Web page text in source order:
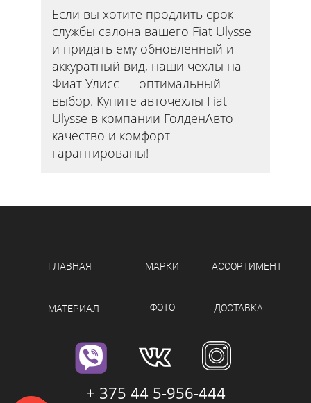
Если вы хотите продлить срок
службы салона вашего Fiat Ulysse
и придать ему обновленный и
аккуратный вид, наши чехлы на
Фиат Улисс — оптимальный
выбор. Купите авточехлы Fiat
Ulysse в компании ГолденАвто —
качество и комфорт
гарантированы!
ГЛАВНАЯ
МАТЕРИАЛ
МАРКИ
ФОТО
АССОРТИМЕНТ
ДОСТАВКА
+ 375 44 5-956-444